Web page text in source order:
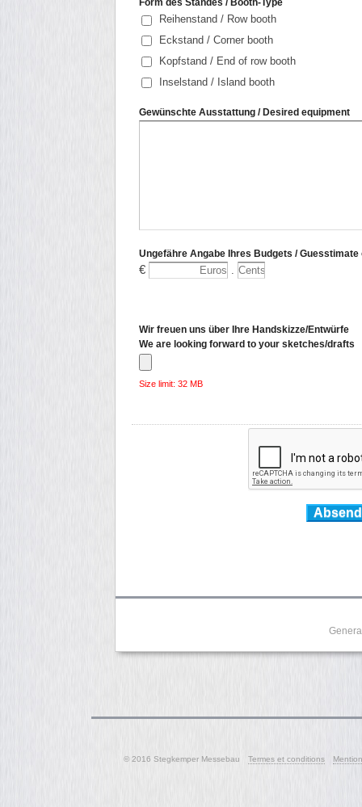
Reihenstand / Row booth
Eckstand / Corner booth
Kopfstand / End of row booth
Inselstand / Island booth
Gewünschte Ausstattung / Desired equipment
Ungefähre Angabe Ihres Budgets / Guesstimate
€
Wir freuen uns über Ihre Handskizze/Entwürfe
We are looking forward to your sketches/drafts
Size limit: 32 MB
© 2016 Stegkemper Messebau Termes et conditions